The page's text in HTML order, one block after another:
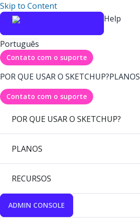
Skip to Content
Help
Português
Contato com o suporte
POR QUE USAR O SKETCHUP?PLANOS
Contato com o suporte
POR QUE USAR O SKETCHUP?
PLANOS
RECURSOS
ADMIN CONSOLE